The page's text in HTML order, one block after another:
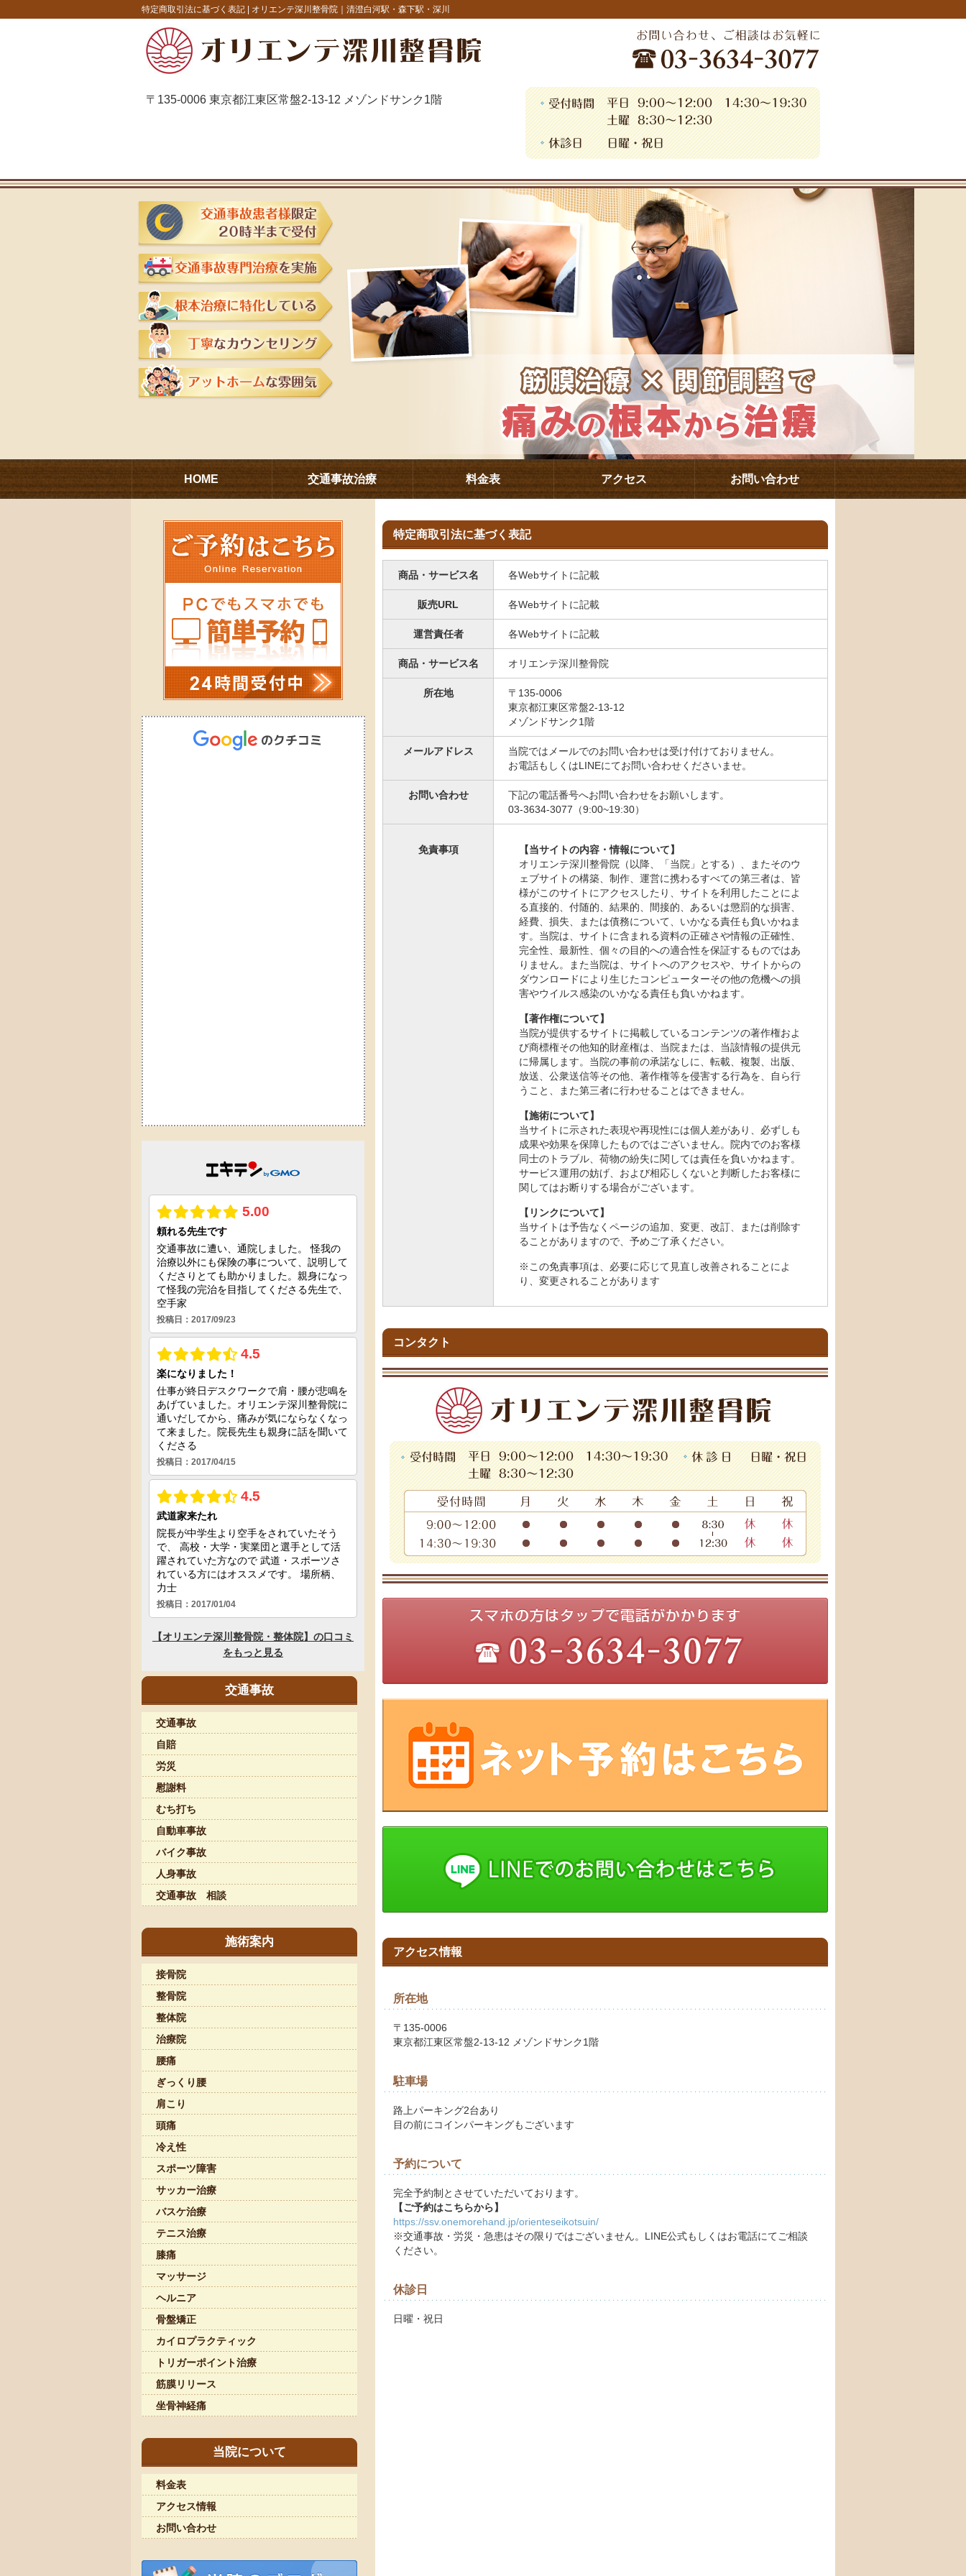
特定商取引法に基づく表記 | オリエンテ深川整骨院｜清澄白河駅・森下駅・深川
〒135-0006 東京都江東区常盤2-13-12 メゾンドサンク1階
HOME 交通事故治療 料金表 アクセス お問い合わせ
特定商取引法に基づく表記
商品・サービス名 各Webサイトに記載
販売URL 各Webサイトに記載
運営責任者 各Webサイトに記載
商品・サービス名 オリエンテ深川整骨院
所在地
〒135-0006
東京都江東区常盤2-13-12
メゾンドサンク1階
メールアドレス
当院ではメールでのお問い合わせは受け付けておりません。
お電話もしくはLINEにてお問い合わせくださいませ。
お問い合わせ
下記の電話番号へお問い合わせをお願いします。
03-3634-3077（9:00~19:30）
免責事項
【当サイトの内容・情報について】
オリエンテ深川整骨院（以降、「当院」とする）、またそのウ
ェブサイトの構築、制作、運営に携わるすべての第三者は、皆
様がこのサイトにアクセスしたり、サイトを利用したことによ
る直接的、付随的、結果的、間接的、あるいは懲罰的な損害、
経費、損失、または債務について、いかなる責任も負いかねま
す。当院は、サイトに含まれる資料の正確さや情報の正確性、
完全性、最新性、個々の目的への適合性を保証するものではあ
りません。また当院は、サイトへのアクセスや、サイトからの
ダウンロードにより生じたコンピューターその他の危機への損
害やウイルス感染のいかなる責任も負いかねます。
【著作権について】
当院が提供するサイトに掲載しているコンテンツの著作権およ
び商標権その他知的財産権は、当院または、当該情報の提供元
に帰属します。当院の事前の承諾なしに、転載、複製、出版、
放送、公衆送信等その他、著作権等を侵害する行為を、自ら行
うこと、また第三者に行わせることはできません。
【施術について】
当サイトに示された表現や再現性には個人差があり、必ずしも
成果や効果を保障したものではございません。院内でのお客様
同士のトラブル、荷物の紛失に関しては責任を負いかねます。
サービス運用の妨げ、および相応しくないと判断したお客様に
関してはお断りする場合がございます。
【リンクについて】
当サイトは予告なくページの追加、変更、改訂、または削除す
ることがありますので、予めご了承ください。
※この免責事項は、必要に応じて見直し改善されることによ
り、変更されることがあります
コンタクト
アクセス情報
所在地
〒135-0006
東京都江東区常盤2-13-12 メゾンドサンク1階
駐車場
路上パーキング2台あり
目の前にコインパーキングもございます
予約について
完全予約制とさせていただいております。
【ご予約はこちらから】
https://ssv.onemorehand.jp/orienteseikotsuin/
※交通事故・労災・急患はその限りではございません。LINE公式もしくはお電話にてご相談
ください。
休診日
日曜・祝日
交通事故
交通事故
自賠
労災
慰謝料
むち打ち
自動車事故
バイク事故
人身事故
交通事故 相談
施術案内
接骨院
整骨院
整体院
治療院
腰痛
ぎっくり腰
肩こり
頭痛
冷え性
スポーツ障害
サッカー治療
バスケ治療
テニス治療
膝痛
マッサージ
ヘルニア
骨盤矯正
カイロプラクティック
トリガーポイント治療
筋膜リリース
坐骨神経痛
当院について
料金表
アクセス情報
お問い合わせ